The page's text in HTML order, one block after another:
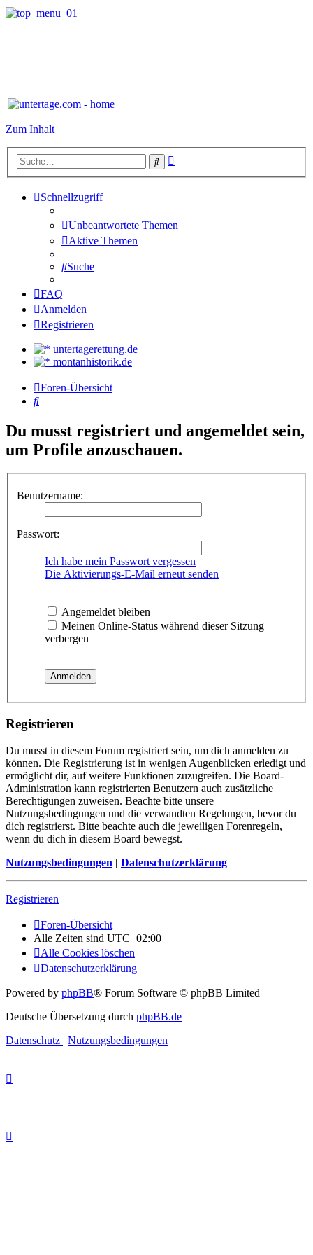
Zum Inhalt
Suche
Schnellzugriff
Unbeantwortete Themen
Aktive Themen
Suche
FAQ
Anmelden
Registrieren
untertagerettung.de
montanhistorik.de
Foren-Übersicht
Suche
Du musst registriert und angemeldet sein,
um Profile anzuschauen.
Benutzername:
Passwort:
Ich habe mein Passwort vergessen
Die Aktivierungs-E-Mail erneut senden
Angemeldet bleiben
Meinen Online-Status während dieser Sitzung
verbergen
Registrieren
Du musst in diesem Forum registriert sein, um dich anmelden zu
können. Die Registrierung ist in wenigen Augenblicken erledigt und
ermöglicht dir, auf weitere Funktionen zuzugreifen. Die Board-
Administration kann registrierten Benutzern auch zusätzliche
Berechtigungen zuweisen. Beachte bitte unsere
Nutzungsbedingungen und die verwandten Regelungen, bevor du
dich registrierst. Bitte beachte auch die jeweiligen Forenregeln,
wenn du dich in diesem Board bewegst.
Nutzungsbedingungen | Datenschutzerklärung
Registrieren
Foren-Übersicht
Alle Zeiten sind UTC+02:00
Alle Cookies löschen
Datenschutzerklärung
Powered by phpBB® Forum Software © phpBB Limited
Deutsche Übersetzung durch phpBB.de
Datenschutz | Nutzungsbedingungen